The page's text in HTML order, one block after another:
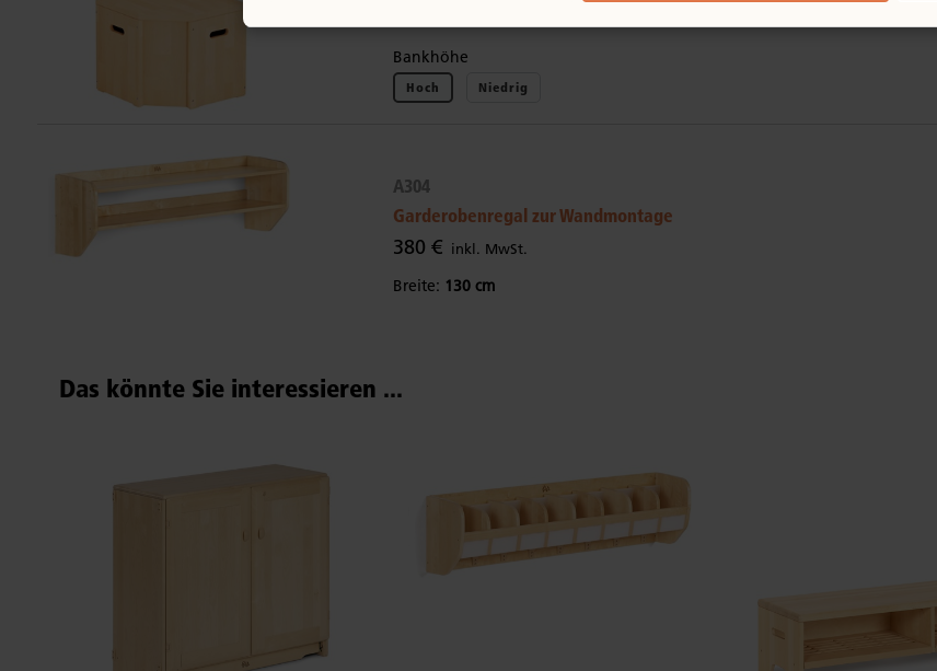
Bankhöhe
Hoch Niedrig
A304
Garderobenregal zur Wandmontage
380 € inkl. MwSt.
Breite: 130 cm
Das könnte Sie interessieren ...